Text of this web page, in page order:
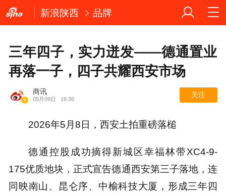
新浪陕西 品牌
三年四子，实力迸发——德通置业
再落一子，四子共耀西安市场
商讯
05月09日 16:36
关注
2026年5月8日，西安土拍重磅落槌
德通控股成功摘得新城区幸福林带XC4-9-
175优质地块，正式宣告德通西安第三子落地，连
同映南山、昆仑序、中榆科技大厦，形成三年四